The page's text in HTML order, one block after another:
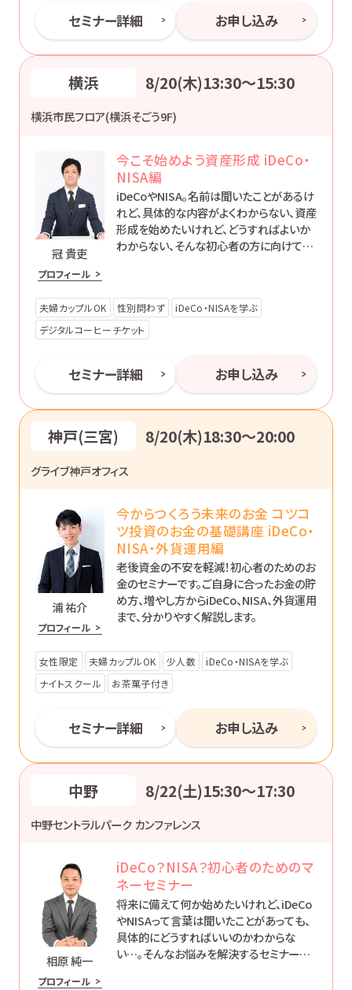
セミナー詳細 お申し込み
横浜 8/20(木)13:30〜15:30
横浜市民フロア(横浜そごう9F)
冠 貴吏
プロフィール
今こそ始めよう資産形成 iDeCo・
NISA編
iDeCoやNISA。名前は聞いたことがあるけ
れど、具体的な内容がよくわからない、資産
形成を始めたいけれど、どうすればよいか
わからない、そんな初心者の方に向けて、
方法をお伝えします。
夫婦カップルOK 性別問わず
iDeCo・NISAを学ぶ
デジタルコーヒーチケット
セミナー詳細 お申し込み
神戸(三宮) 8/20(木)18:30〜20:00
グライブ神戸オフィス
浦 祐介
プロフィール
今からつくろう未来のお金 コツコ
ツ投資のお金の基礎講座 iDeCo・
NISA・外貨運用編
老後資金の不安を軽減！初心者のためのお
金のセミナーです。ご自身に合ったお金の貯
め方、増やし方からiDeCo、NISA、外貨運用
まで、分かりやすく解説します。
女性限定 夫婦カップルOK 少人数
iDeCo・NISAを学ぶ
ナイトスクール
お茶菓子付き
セミナー詳細 お申し込み
中野 8/22(土)15:30〜17:30
中野セントラルパーク カンファレンス
相原 純一
プロフィール
iDeCo？NISA？初心者のためのマ
ネーセミナー
将来に備えて何か始めたいけれど、iDeCo
やNISAって言葉は聞いたことがあっても、
具体的にどうすればいいのかわからな
い…。そんなお悩みを解決するセミナーで